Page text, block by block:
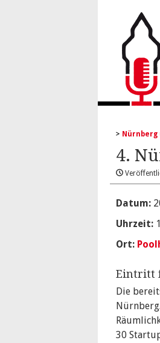
Nürnberg
4.
Datum:
Uhrzeit:
Ort:
Eintritt
Die
30